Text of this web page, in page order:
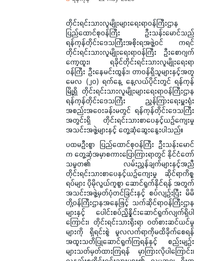
တိုင်းရင်းသားလူမျိုးများရေးရာဝန်ကြီးဌာန
ပြည်ထောင်စုဝန်ကြီး ဦးသန်းမောင်သည်
ရန်ကုန်တိုင်းဒေသကြီးအစိုးရအဖွဲ့ဝင် ကရင်
တိုင်းရင်းသားလူမျိုးရေးရာဝန်ကြီး ဦးစောဂျက်
ကော့ထူး၊ ရခိုင်တိုင်းရင်းသားလူမျိုးရေးရာ
ဝန်ကြီး ဦးနေမင်းထွန်း၊ တာဝန်ရှိသူများနှင့်အတူ
မေလ (၂၀) ရက်နေ့ နေ့လယ်ပိုင်းတွင် ရန်ကုန်
မြို့ရှိ တိုင်းရင်းသားလူမျိုးများရေးရာဝန်ကြီးဌာန
ရန်ကုန်တိုင်းဒေသကြီး ညွှန်ကြားရေးမှူးရုံး
အစည်းအဝေးခန်းမတွင် ရန်ကုန်တိုင်းဒေသကြီး
အတွင်းရှိ တိုင်းရင်းသားစာပေနှင့်ယဉ်ကျေးမှု
အသင်းအဖွဲ့များနှင့် တွေ့ဆုံဆွေးနွေးပါသည်။
ပထမဦးစွာ ပြည်ထောင်စုဝန်ကြီး ဦးသန်းမောင်
က တွေ့ဆုံအမှာစကားပြောကြားရာတွင် နိုင်ငံတော်
သမ္မတ၏ လမ်းညွှန်ချက်များနှင့်အညီ
တိုင်းရင်းသားစာပေနှင့်ယဉ်ကျေးမှု ဆိုင်ရာကိစ္စ
ရပ်များ ပိုမိုလွယ်ကူစွာ ဆောင်ရွက်နိုင်ရန် အတွက်
အသင်းအဖွဲ့မှတ်ပုံတင်ခြင်းနှင့် စပ်လျဉ်းပြီး မိမိ
တို့ဝန်ကြီးဌာနအနေဖြင့် သက်ဆိုင်ရာဝန်ကြီးဌာန
များနှင့် ပေါင်းစပ်ညှိနှိုင်းဆောင်ရွက်လျက်ရှိပါ
ကြောင်း၊ တိုင်းရင်းသားရိုးရာ ဝတ်စားဆင်ယင်မှု
များကို ရှိရင်းစွဲ မူလလက်ရာကိုမထိခိုက်စေရန်
အထူးသတိပြုဆောင်ရွက်ကြရန်နှင့် စည်းမျဉ်း
များသတ်မှတ်ထားကြရန် မှာကြားလိုပါကြောင်း၊